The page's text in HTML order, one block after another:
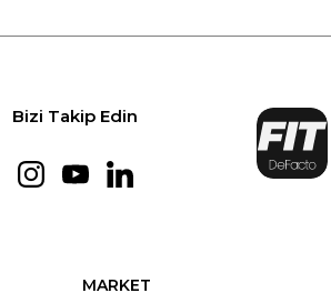
Bizi Takip Edin
MARKET